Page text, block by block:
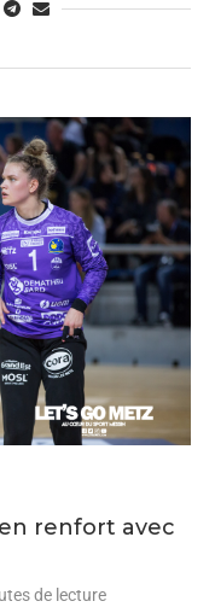
renfort avec
de lecture